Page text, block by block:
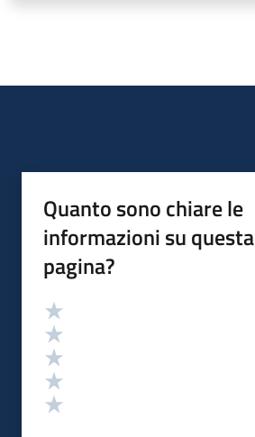
Quanto sono chiare le
informazioni su questa
pagina?
Valutazione